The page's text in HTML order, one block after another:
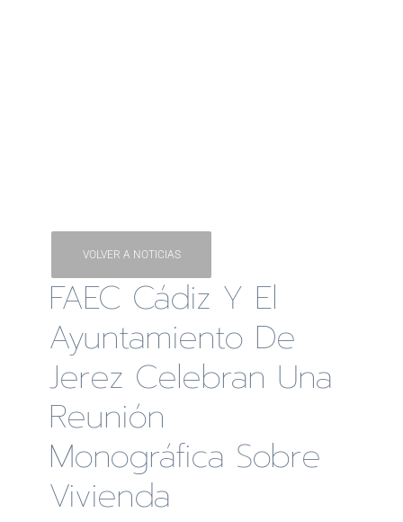
VOLVER A NOTICIAS
FAEC Cádiz Y El
Ayuntamiento De
Jerez Celebran Una
Reunión
Monográfica Sobre
Vivienda